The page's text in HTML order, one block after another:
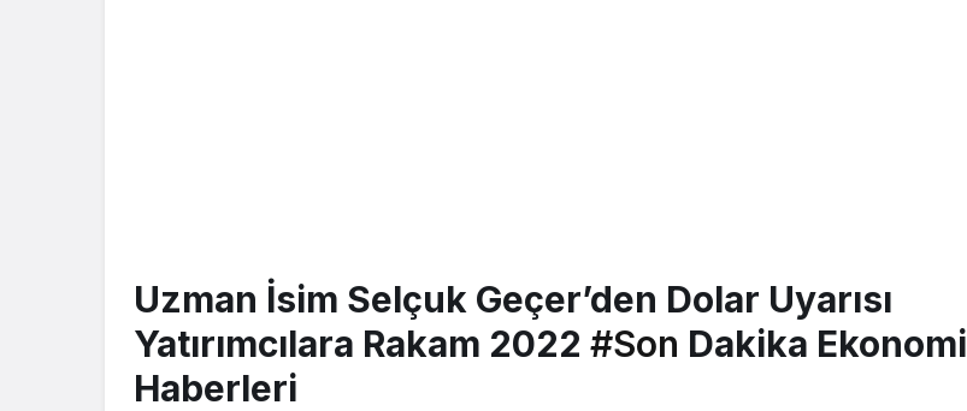
Uzman İsim Selçuk Geçer’den Dolar Uyarısı
Yatırımcılara Rakam 2022 #Son Dakika Ekonomi
Haberleri